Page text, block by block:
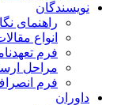
نویسندگان
راهنمای
انواع
فرم
مراحل
فرم
داوران